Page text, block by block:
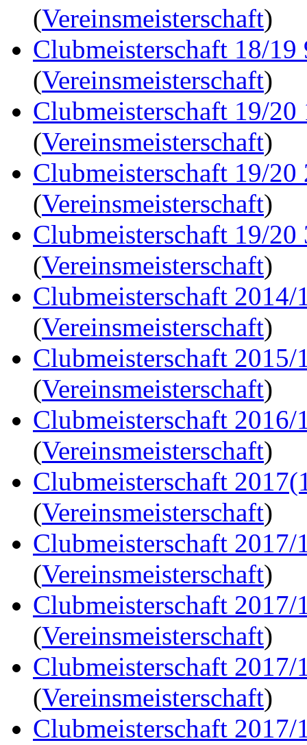
(Vereinsmeisterschaft)
Clubmeisterschaft 18/19
(Vereinsmeisterschaft)
Clubmeisterschaft 19/20
(Vereinsmeisterschaft)
Clubmeisterschaft 19/20
(Vereinsmeisterschaft)
Clubmeisterschaft 19/20
(Vereinsmeisterschaft)
Clubmeisterschaft
(Vereinsmeisterschaft)
Clubmeisterschaft 2015/
(Vereinsmeisterschaft)
Clubmeisterschaft 2016/
(Vereinsmeisterschaft)
Clubmeisterschaft
(Vereinsmeisterschaft)
Clubmeisterschaft 2017/
(Vereinsmeisterschaft)
Clubmeisterschaft 2017/
(Vereinsmeisterschaft)
Clubmeisterschaft 2017/
(Vereinsmeisterschaft)
Clubmeisterschaft 2017/